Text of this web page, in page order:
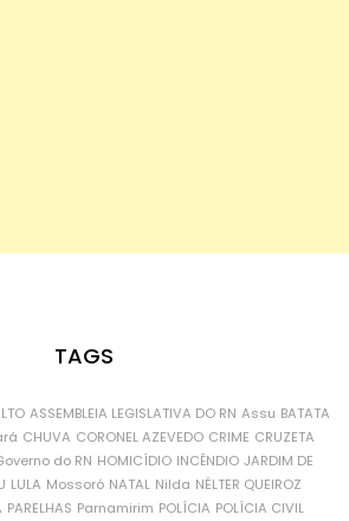
TAGS
ASSEMBLEIA LEGISLATIVA DO RN Assu BATATA
CHUVA CORONEL AZEVEDO CRIME CRUZETA
do RN HOMICÍDIO INCÊNDIO JARDIM DE
LULA Mossoró NATAL Nilda NÉLTER QUEIROZ
PARELHAS Parnamirim POLÍCIA POLÍCIA CIVIL